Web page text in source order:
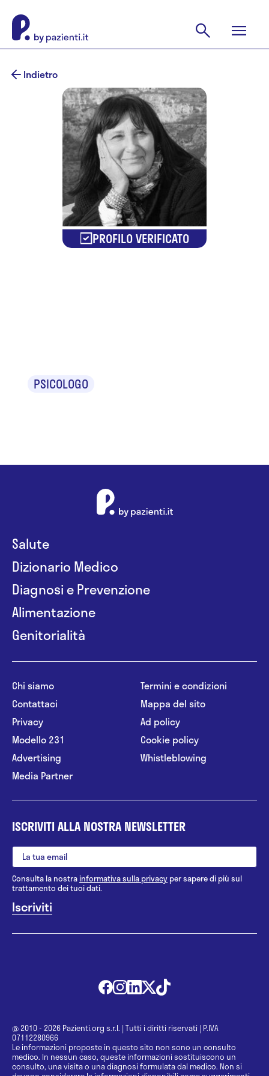
Indietro
PROFILO VERIFICATO
PSICOLOGO
Salute
Dizionario Medico
Diagnosi e Prevenzione
Alimentazione
Genitorialità
Chi siamo
Contattaci
Privacy
Modello 231
Advertising
Media Partner
Termini e condizioni
Mappa del sito
Ad policy
Cookie policy
Whistleblowing
ISCRIVITI ALLA NOSTRA NEWSLETTER
Consulta la nostrainformativa sulla privacy per sapere di più sul
trattamento dei tuoi dati.
@ 2010 - 2026 Pazienti.org s.r.l. | Tutti i diritti riservati | P.IVA
07112280966
Le informazioni proposte in questo sito non sono un consulto
medico. In nessun caso, queste informazioni sostituiscono un
consulto, una visita o una diagnosi formulata dal medico. Non si